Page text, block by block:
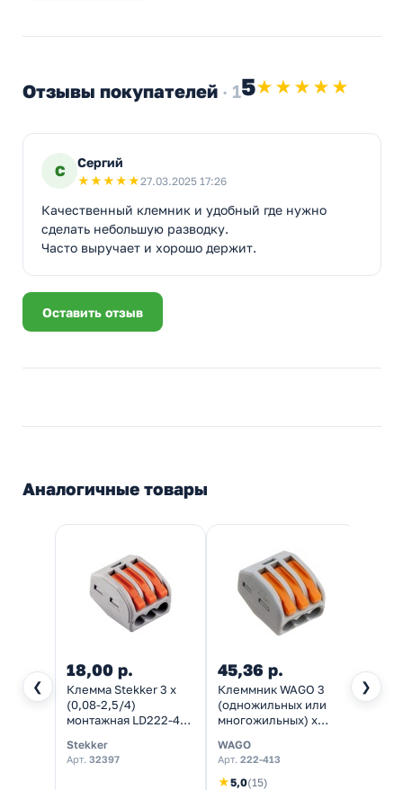
Отзывы покупателей · 15★★★★★
С Сергий
★★★★★27.03.2025 17:26
Качественный клемник и удобный где нужно
сделать небольшую разводку.
Часто выручает и хорошо держит.
Оставить отзыв
Аналогичные товары
❮ ❯
18,00 р.
Клемма Stekker 3 х
(0,08-2,5/4)
монтажная LD222-413
Stekker
Арт. 32397
45,36 р.
Клеммник WAGO 3
(одножильных или
многожильных) х
50шт]
WAGO
Арт. 222-413
★5,0(15)
2